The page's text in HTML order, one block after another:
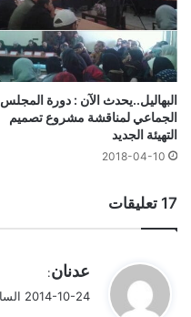
البهاليل..يحدث الآن : دورة المجلس
الجماعي لمناقشة مشروع تصميم
التهيئة الجديد
2018-04-10
‫17 تعليقات
ي
عدنان:
2014-10-24 الساعة 10:19